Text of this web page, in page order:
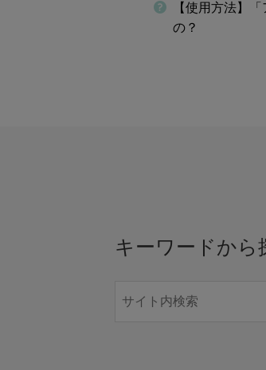
【使用方法】
の？
キーワードから